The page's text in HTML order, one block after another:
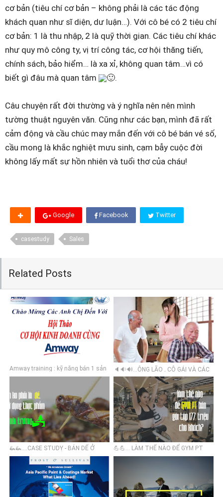
cơ bản (tiêu chí cơ bản – không phải là các tác động
khách quan như sĩ diện, dư luận…). Với cô bé có 2 tiêu chí
cơ bản: 1 là thu nhập, 2 là quỹ thời gian. Các tiêu chí khác
như quy mô công ty, vị trí công tác, cơ hội thăng tiến,
chính sách, bảo hiểm… là xa xỉ, không quan tâm…vì có
biết gì đâu mà quan tâm
🙂.
Câu chuyện rất đời thường và ý nghĩa nên nên mình
tường thuật nguyên văn. Cũng như các bạn, mình đã rất
cảm động và cầu chúc may mắn đến với cô bé bán vé số,
cầu mong là khắc nghiệt mưu sinh, cạm bẫy cuộc đời
không lấy mất sự hồn nhiên và tuổi thơ của cháu!
Google Facebook Twitter
casestudy Sales
Related Posts
Amway training : kỹ năng bán 1 sản
phẩm health-care đa cấp
🔈🔉🔊...ÔNG LÃO , CÔ GÁI VÀ CÁC
KHÁI NIỆM MARKETING
🦗🦗....CASE STUDY - BÁN DẾ Ở
CHÂU ÂU NHƯ THẾ NÀO?
💪💪… LÀM THẾ NÀO ĐỂ GYM PT
BÁN GÓI TẬP 177 TRIỆU CHO